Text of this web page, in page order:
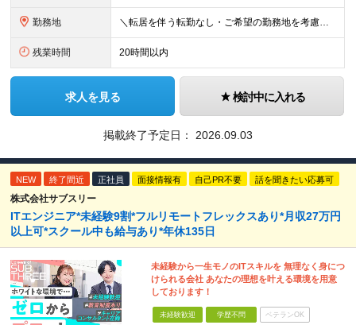
勤務地 ＼転居を伴う転勤なし・ご希望の勤務地を考慮しアサイン／ 【本社】 東京都中央区湊3-4-4 中央山田ビル3Ｆ ※東京都内中心の各プロジェクト先での勤務 ＜勤務地例＞ 東京都中央区・千代田区など
残業時間 20時間以内
求人を見る 検討中に入れる
掲載終了予定日： 2026.09.03
NEW 終了間近 正社員 面接情報有 自己PR不要 話を聞きたい応募可
株式会社サブスリー
ITエンジニア*未経験9割*フルリモートフレックスあり*月収27万円
以上可*スクール中も給与あり*年休135日
未経験から一生モノのITスキルを 無理なく身につ
けられる会社 あなたの理想を叶える環境を用意
しております！
未経験歓迎 学歴不問 ベテランOK